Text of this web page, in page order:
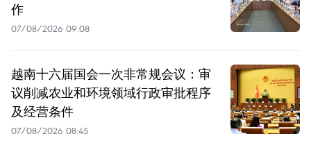
作
07/08/2026 09:08
越南十六届国会一次非常规会议：审
议削减农业和环境领域行政审批程序
及经营条件
07/08/2026 08:45